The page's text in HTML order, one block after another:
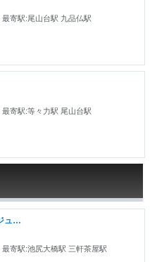
最寄駅:尾山台駅 九品仏駅
最寄駅:等々力駅 尾山台駅
グランドコンシェルジュ三宿アジールコート
最寄駅:池尻大橋駅 三軒茶屋駅